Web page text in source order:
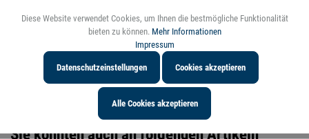
Produktinformationen
Sie könnten auch an folgenden Artikeln
Personalisierung Inaktiv
Diese Website verwendet Cookies, um Ihnen die bestmögliche Funktionalität
bieten zu können. Mehr Informationen
Impressum
Datenschutzeinstellungen Cookies akzeptieren
Alle Cookies akzeptieren